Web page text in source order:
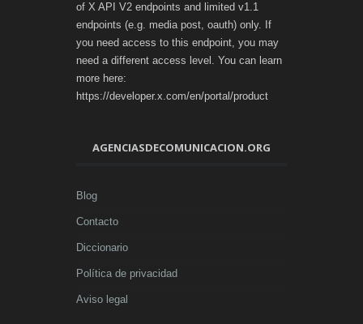
of X API V2 endpoints and limited v1.1
endpoints (e.g. media post, oauth) only. If
you need access to this endpoint, you may
need a different access level. You can learn
more here:
https://developer.x.com/en/portal/product
AGENCIASDECOMUNICACION.ORG
Blog
Contacto
Diccionario
Política de privacidad
Aviso legal